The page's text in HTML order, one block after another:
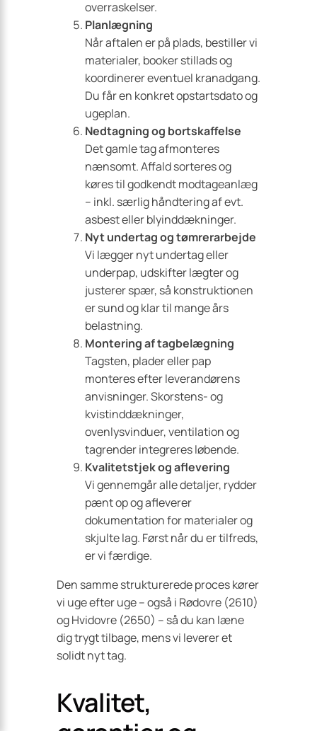
overraskelser.
Planlægning
Når aftalen er på plads, bestiller vi
materialer, booker stillads og
koordinerer eventuel kranadgang.
Du får en konkret opstartsdato og
ugeplan.
Nedtagning og bortskaffelse
Det gamle tag afmonteres
nænsomt. Affald sorteres og
køres til godkendt modtage­anlæg
– inkl. særlig håndtering af evt.
asbest eller blyinddækninger.
Nyt undertag og tømrerarbejde
Vi lægger nyt undertag eller
underpap, udskifter lægter og
justerer spær, så konstruktionen
er sund og klar til mange års
belastning.
Montering af tagbelægning
Tagsten, plader eller pap
monteres efter leverandørens
anvisninger. Skorstens- og
kvistinddækninger,
ovenlysvinduer, ventilation og
tagrender integreres løbende.
Kvalitetstjek og aflevering
Vi gennemgår alle detaljer, rydder
pænt op og afleverer
dokumentation for materialer og
skjulte lag. Først når du er tilfreds,
er vi færdige.
Den samme strukturerede proces kører
vi uge efter uge – også i Rødovre (2610)
og Hvidovre (2650) – så du kan læne
dig trygt tilbage, mens vi leverer et
solidt nyt tag.
Kvalitet,